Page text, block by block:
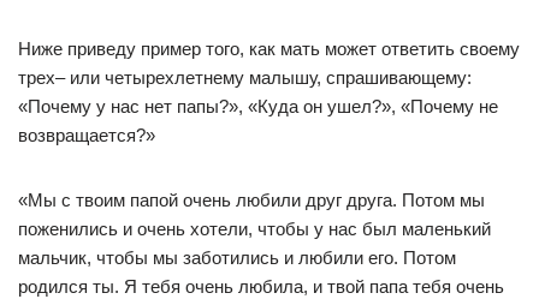
Ниже приведу пример того, как мать может ответить своему
трех– или четырехлетнему малышу, спрашивающему:
«Почему у нас нет папы?», «Куда он ушел?», «Почему не
возвращается?»
«Мы с твоим папой очень любили друг друга. Потом мы
поженились и очень хотели, чтобы у нас был маленький
мальчик, чтобы мы заботились и любили его. Потом
родился ты. Я тебя очень любила, и твой папа тебя очень